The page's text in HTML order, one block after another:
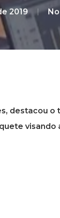
2019
destacou